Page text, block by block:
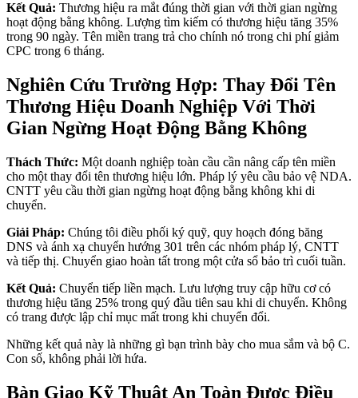
Kết Quả: Thương hiệu ra mắt đúng thời gian với thời gian ngừng
hoạt động bằng không. Lượng tìm kiếm có thương hiệu tăng 35%
trong 90 ngày. Tên miền trang trả cho chính nó trong chi phí giảm
CPC trong 6 tháng.
Nghiên Cứu Trường Hợp: Thay Đổi Tên
Thương Hiệu Doanh Nghiệp Với Thời
Gian Ngừng Hoạt Động Bằng Không
Thách Thức: Một doanh nghiệp toàn cầu cần nâng cấp tên miền
cho một thay đổi tên thương hiệu lớn. Pháp lý yêu cầu bảo vệ NDA.
CNTT yêu cầu thời gian ngừng hoạt động bằng không khi di
chuyển.
Giải Pháp: Chúng tôi điều phối ký quỹ, quy hoạch đóng băng
DNS và ánh xạ chuyển hướng 301 trên các nhóm pháp lý, CNTT
và tiếp thị. Chuyển giao hoàn tất trong một cửa sổ bảo trì cuối tuần.
Kết Quả: Chuyển tiếp liền mạch. Lưu lượng truy cập hữu cơ có
thương hiệu tăng 25% trong quý đầu tiên sau khi di chuyển. Không
có trang được lập chỉ mục mất trong khi chuyển đổi.
Những kết quả này là những gì bạn trình bày cho mua sắm và bộ C.
Con số, không phải lời hứa.
Bàn Giao Kỹ Thuật An Toàn Được Điều